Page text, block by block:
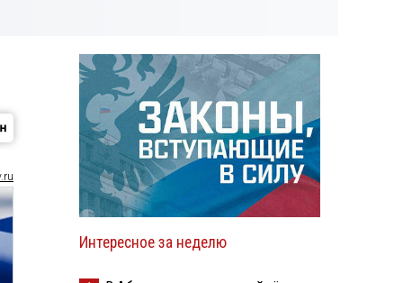
Интересное за неделю